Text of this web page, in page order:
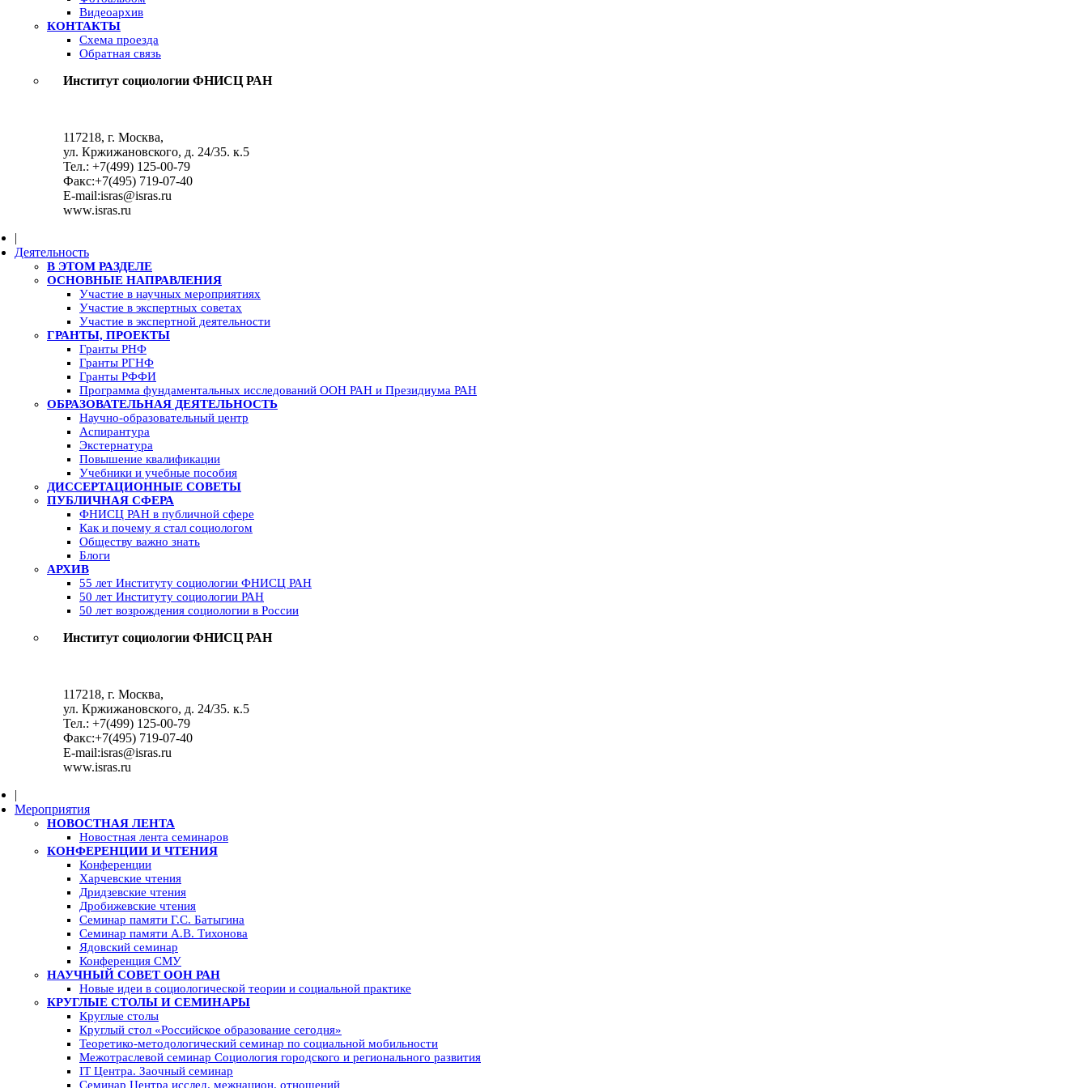
Видеоархив
КОНТАКТЫ
Схема проезда
Обратная связь
Институт социологии ФНИСЦ РАН
117218, г. Москва,
ул. Кржижановского, д. 24/35. к.5
Тел.: +7(499) 125-00-79
Факс:+7(495) 719-07-40
E-mail:isras@isras.ru
www.isras.ru
|
Деятельность
В ЭТОМ РАЗДЕЛЕ
ОСНОВНЫЕ НАПРАВЛЕНИЯ
Участие в научных мероприятиях
Участие в экспертных советах
Участие в экспертной деятельности
ГРАНТЫ, ПРОЕКТЫ
Гранты РНФ
Гранты РГНФ
Гранты РФФИ
Программа фундаментальных исследований ООН РАН и Президиума РАН
ОБРАЗОВАТЕЛЬНАЯ ДЕЯТЕЛЬНОСТЬ
Научно-образовательный центр
Аспирантура
Экстернатура
Повышение квалификации
Учебники и учебные пособия
ДИССЕРТАЦИОННЫЕ СОВЕТЫ
ПУБЛИЧНАЯ СФЕРА
ФНИСЦ РАН в публичной сфере
Как и почему я стал социологом
Обществу важно знать
Блоги
АРХИВ
55 лет Институту социологии ФНИСЦ РАН
50 лет Институту социологии РАН
50 лет возрождения социологии в России
Институт социологии ФНИСЦ РАН
117218, г. Москва,
ул. Кржижановского, д. 24/35. к.5
Тел.: +7(499) 125-00-79
Факс:+7(495) 719-07-40
E-mail:isras@isras.ru
www.isras.ru
|
Мероприятия
НОВОСТНАЯ ЛЕНТА
Новостная лента семинаров
КОНФЕРЕНЦИИ И ЧТЕНИЯ
Конференции
Харчевские чтения
Дридзевские чтения
Дробижевские чтения
Семинар памяти Г.С. Батыгина
Семинар памяти А.В. Тихонова
Ядовский семинар
Конференция СМУ
НАУЧНЫЙ СОВЕТ ООН РАН
Новые идеи в социологической теории и социальной практике
КРУГЛЫЕ СТОЛЫ И СЕМИНАРЫ
Круглые столы
Круглый стол «Российское образование сегодня»
Теоретико-методологический семинар по социальной мобильности
Межотраслевой семинар Социология городского и регионального развития
IT Центра. Заочный семинар
Семинар Центра исслед. межнацион. отношений